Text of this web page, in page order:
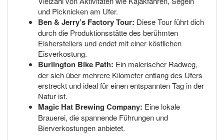
und Picknicken am Ufer.
Ben & Jerry’s Factory Tour: Diese Tour führt dich
durch die Produktionsstätte des berühmten
Eisherstellers und endet mit einer köstlichen
Eisverkostung.
Burlington Bike Path: Ein malerischer Radweg,
der sich über mehrere Kilometer entlang des Ufers
erstreckt und ideal für einen entspannten Tag in der
Natur ist.
Magic Hat Brewing Company: Eine lokale
Brauerei, die spannende Führungen und
Bierverkostungen anbietet.